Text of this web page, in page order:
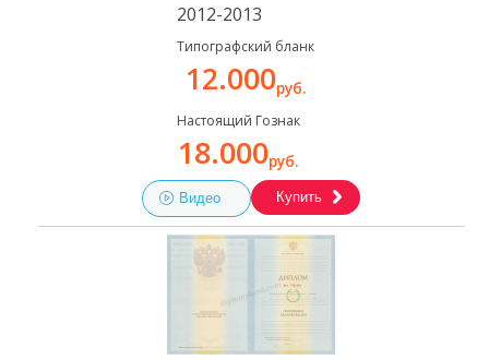
2012-2013
Типографский бланк
12.000руб.
Настоящий Гознак
18.000руб.
Видео Купить